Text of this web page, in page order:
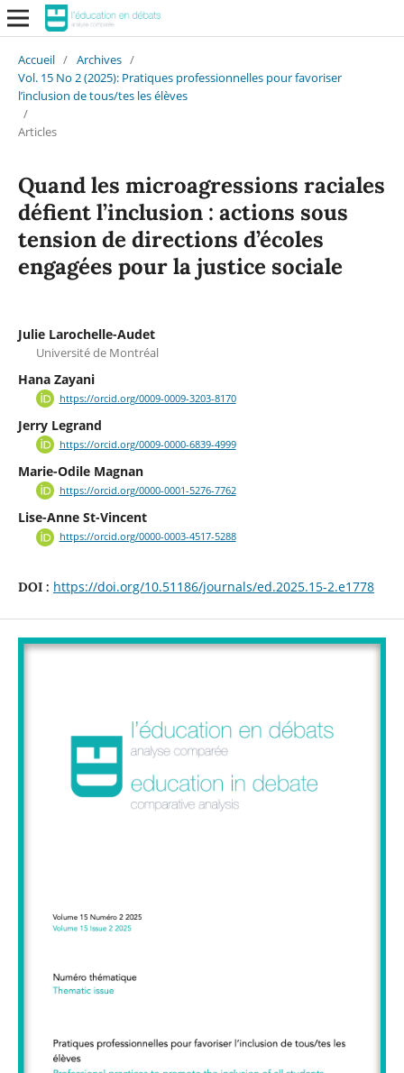
Accueil / Archives /
Vol. 15 No 2 (2025): Pratiques professionnelles pour favoriser
l’inclusion de tous/tes les élèves
/
Articles
Quand les microagressions raciales
défient l’inclusion : actions sous
tension de directions d’écoles
engagées pour la justice sociale
Julie Larochelle-Audet
Université de Montréal
Hana Zayani
https://orcid.org/0009-0009-3203-8170
Jerry Legrand
https://orcid.org/0009-0000-6839-4999
Marie-Odile Magnan
https://orcid.org/0000-0001-5276-7762
Lise-Anne St-Vincent
https://orcid.org/0000-0003-4517-5288
DOI : https://doi.org/10.51186/journals/ed.2025.15-2.e1778